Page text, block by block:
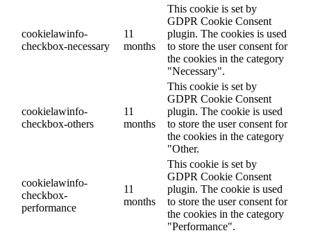
cookielawinfo-
checkbox-necessary
11
months
This cookie is set by
GDPR Cookie Consent
plugin. The cookies is used
to store the user consent for
the cookies in the category
"Necessary".
cookielawinfo-
checkbox-others
11
months
This cookie is set by
GDPR Cookie Consent
plugin. The cookie is used
to store the user consent for
the cookies in the category
"Other.
cookielawinfo-
checkbox-
performance
11
months
This cookie is set by
GDPR Cookie Consent
plugin. The cookie is used
to store the user consent for
the cookies in the category
"Performance".